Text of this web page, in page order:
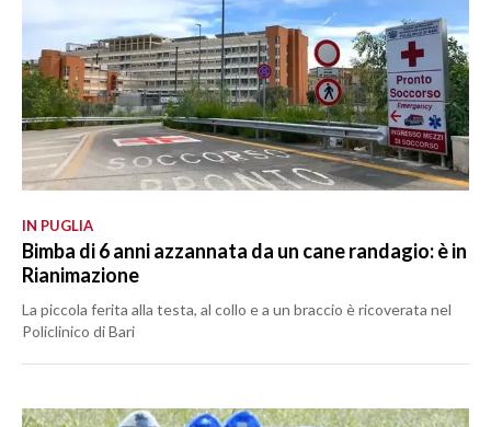
IN PUGLIA
Bimba di 6 anni azzannata da un cane randagio: è in
Rianimazione
La piccola ferita alla testa, al collo e a un braccio è ricoverata nel
Policlinico di Bari